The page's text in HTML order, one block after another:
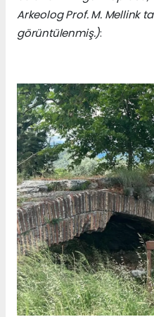
Arkeolog Prof. M. Mellink
görüntülenmiş.):